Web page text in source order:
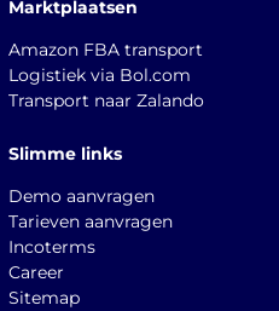
Marktplaatsen
Amazon FBA transport
Logistiek via Bol.com
Transport naar Zalando
Slimme links
Demo aanvragen
Tarieven aanvragen
Incoterms
Career
Sitemap